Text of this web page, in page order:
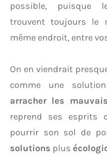
possible, puisque
trouvent toujours le
même endroit, entre
On en viendrait
comme une
arracher les
reprend ses esprits
pourrir son sol de
solutions plus